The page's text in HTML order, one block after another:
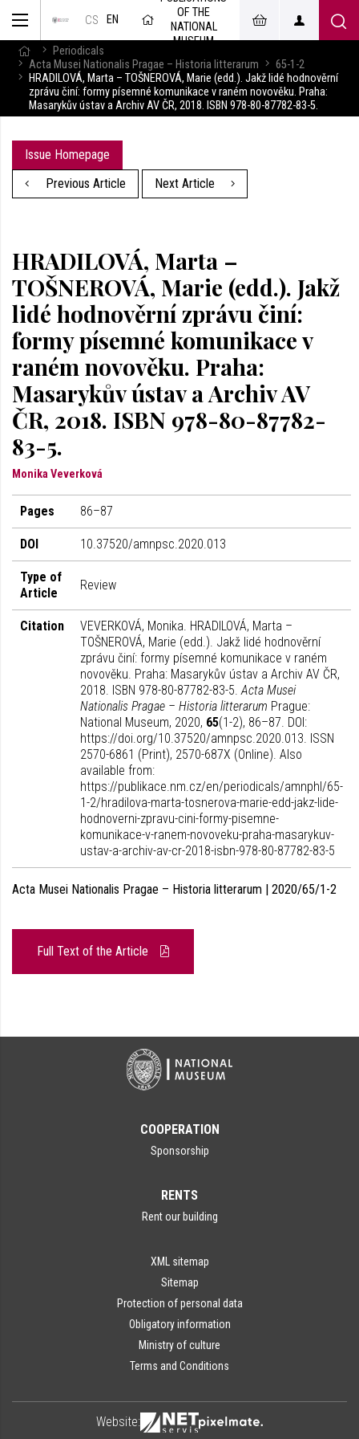
CS EN
OF THE
NATIONAL
MUSEUM
Periodicals
Acta Musei Nationalis Pragae – Historia litterarum
65-1-2
HRADILOVÁ, Marta – TOŠNEROVÁ, Marie (edd.). Jakž lidé hodnověrní
zprávu činí: formy písemné komunikace v raném novověku. Praha:
Masarykův ústav a Archiv AV ČR, 2018. ISBN 978-80-87782-83-5.
Issue Homepage
Previous Article
Next Article
HRADILOVÁ, Marta –
TOŠNEROVÁ, Marie (edd.). Jakž
lidé hodnověrní zprávu činí:
formy písemné komunikace v
raném novověku. Praha:
Masarykův ústav a Archiv AV
ČR, 2018. ISBN 978-80-87782-
83-5.
Monika Veverková
Pages 86–87
DOI 10.37520/amnpsc.2020.013
Type of
Article
Review
Citation
VEVERKOVÁ, Monika. HRADILOVÁ, Marta –
TOŠNEROVÁ, Marie (edd.). Jakž lidé hodnověrní
zprávu činí: formy písemné komunikace v raném
novověku. Praha: Masarykův ústav a Archiv AV ČR,
2018. ISBN 978-80-87782-83-5.Acta Musei
Nationalis Pragae – Historia litterarum Prague:
National Museum, 2020, 65(1-2), 86–87. DOI:
https://doi.org/10.37520/amnpsc.2020.013. ISSN
2570-6861 (Print), 2570-687X (Online). Also
available from:
https://publikace.nm.cz/en/periodicals/amnphl/65-
1-2/hradilova-marta-tosnerova-marie-edd-jakz-lide-
hodnoverni-zpravu-cini-formy-pisemne-
komunikace-v-ranem-novoveku-praha-masarykuv-
ustav-a-archiv-av-cr-2018-isbn-978-80-87782-83-5
Acta Musei Nationalis Pragae – Historia litterarum | 2020/65/1-2
Full Text of the Article
COOPERATION
Sponsorship
RENTS
Rent our building
XML sitemap
Sitemap
Protection of personal data
Obligatory information
Ministry of culture
Terms and Conditions
Website: